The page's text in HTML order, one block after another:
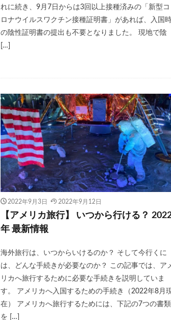
れに続き、9月7日からは3回以上接種済みの「新型コ
ロナウイルスワクチン接種証明書」があれば、入国
の陰性証明書の提出も不要となりました。 現地で陰
[…]
2022年9月3日 2022年9月12日
【アメリカ旅行】 いつから行ける？
年 最新情報
海外旅行は、いつからいけるのか？ そして今行くに
は、どんな手続きが必要なのか？ この記事では、ア
リカへ旅行するために必要な手続きを説明していま
す。 アメリカへ入国するための手続き（2022年8月
在） アメリカへ旅行するためには、下記の7つの書類
を […]